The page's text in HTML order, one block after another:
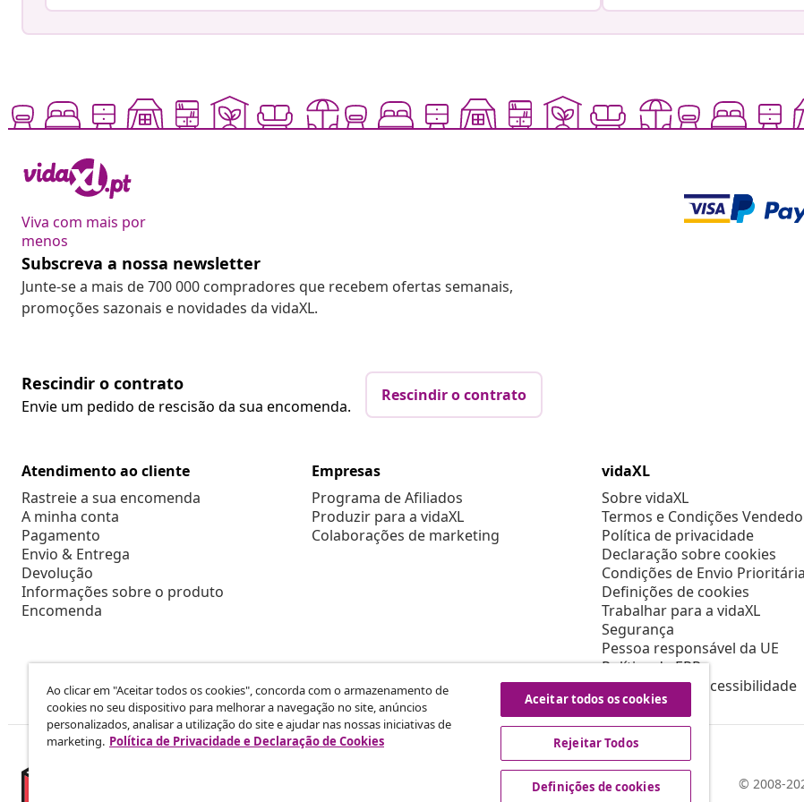
Viva com mais por
menos
Subscreva a nossa newsletter
Junte-se a mais de 700 000 compradores que recebem ofertas semanais,
promoções sazonais e novidades da vidaXL.
Rescindir o contrato
Envie um pedido de rescisão da sua encomenda.
Rescindir o contrato
Atendimento ao cliente
Rastreie a sua encomenda
A minha conta
Pagamento
Envio & Entrega
Devolução
Informações sobre o produto
Encomenda
Empresas
Programa de Afiliados
Produzir para a vidaXL
Colaborações de marketing
vidaXL
Sobre vidaXL
Termos e Condições
Política de privacidade
Declaração sobre cookies
Condições de Envio
Definições de cookies
Trabalhar para a vidaXL
Segurança
Pessoa responsável da UE
Política de EPR
Declaração de acessibilidade
© 2008-
Ao clicar em "Aceitar todos os cookies", concorda com o armazenamento de
cookies no seu dispositivo para melhorar a navegação no site, anúncios
personalizados, analisar a utilização do site e ajudar nas nossas iniciativas de
marketing. Política de Privacidade e Declaração de Cookies
Aceitar todos os cookies
Rejeitar Todos
Definições de cookies